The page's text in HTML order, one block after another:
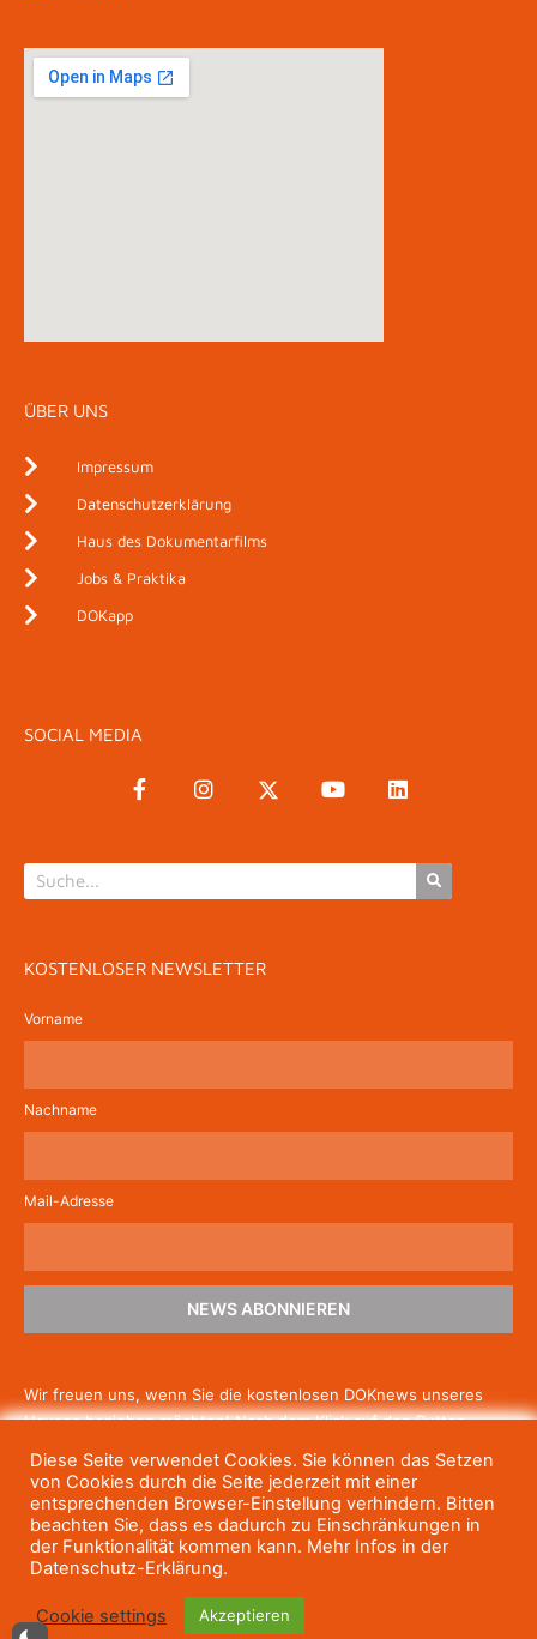
ÜBER UNS
Impressum
Datenschutzerklärung
Haus des Dokumentarfilms
Jobs & Praktika
DOKapp
SOCIAL MEDIA
KOSTENLOSER NEWSLETTER
Vorname
Nachname
Mail-Adresse
NEWS ABONNIEREN
Wir freuen uns, wenn Sie die kostenlosen DOKnews unseres
Hauses beziehen möchten! Nach dem Klick auf den Button
um die Newsletter-Anmeldung abzuschließen. Wenn Sie unsere
Gratis-News irgendwann nicht mehr erhalten wollen, können
Siesich jederzeit einfach wieder abmelden.
Diese Seite verwendet Cookies. Sie können das Setzen
von Cookies durch die Seite jederzeit mit einer
entsprechenden Browser-Einstellung verhindern. Bitten
beachten Sie, dass es dadurch zu Einschränkungen in
der Funktionalität kommen kann. Mehr Infos in der
Datenschutz-Erklärung.
Cookie settings Akzeptieren